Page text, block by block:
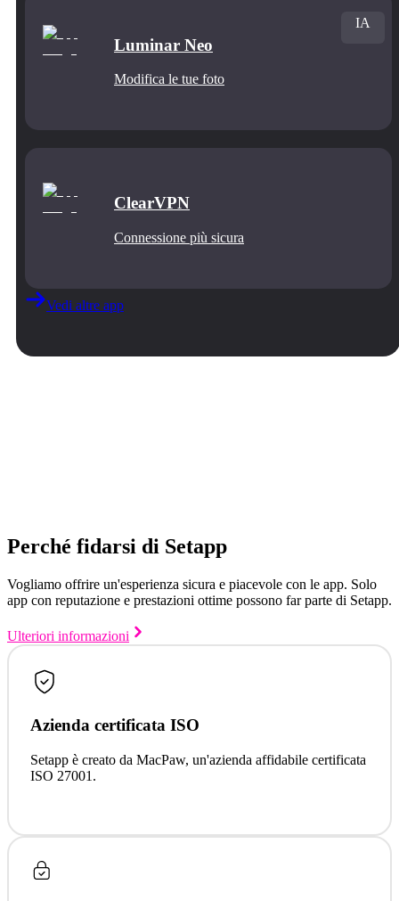
Luminar Neo
Modifica le tue foto
IA
ClearVPN
Connessione più sicura
Vedi altre app
Perché fidarsi di Setapp
Vogliamo offrire un'esperienza sicura e piacevole con le app. Solo
app con reputazione e prestazioni ottime possono far parte di Setapp.
Ulteriori informazioni
Azienda certificata ISO
Setapp è creato da MacPaw, un'azienda affidabile certificata
ISO 27001.